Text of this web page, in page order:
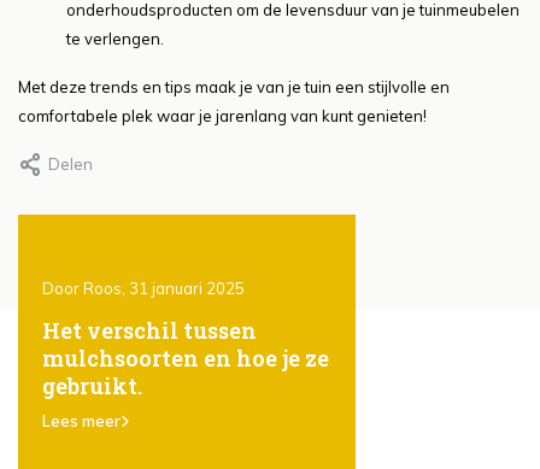
onderhoudsproducten om de levensduur van je tuinmeubelen
te verlengen.
Met deze trends en tips maak je van je tuin een stijlvolle en
comfortabele plek waar je jarenlang van kunt genieten!
Delen
Door Roos, 31 januari 2025
Het verschil tussen
mulchsoorten en hoe je ze
gebruikt.
Lees meer